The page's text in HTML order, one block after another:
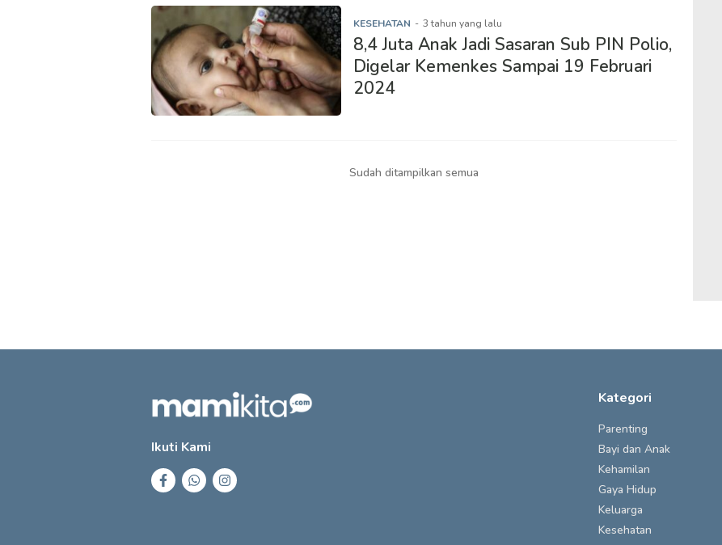
KESEHATAN - 3 tahun yang lalu
8,4 Juta Anak Jadi Sasaran Sub PIN Polio,
Digelar Kemenkes Sampai 19 Februari
2024
Sudah ditampilkan semua
Ikuti Kami
Kategori
Parenting
Bayi dan Anak
Kehamilan
Gaya Hidup
Keluarga
Kesehatan